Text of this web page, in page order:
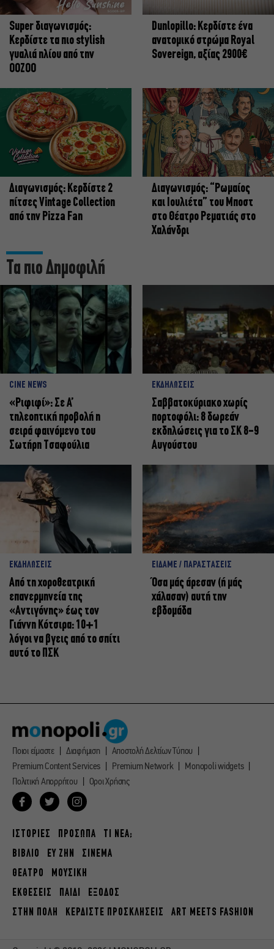
Super διαγωνισμός:
Κερδίστε τα πιο stylish
γυαλιά ηλίου από την
OOZOO
Dunlopillo: Κερδίστε ένα
ανατομικό στρώμα Royal
Sovereign, αξίας 2900€
Διαγωνισμός: Κερδίστε 2
πίτσες Vintage Collection
από την Pizza Fan
Διαγωνισμός: “Ρωμαίος
και Ιουλιέτα” του Μποστ
στο Θέατρο Ρεματιάς στο
Χαλάνδρι
Τα πιο Δημοφιλή
CINE NEWS
«Ριφιφί»: Σε Α’
τηλεοπτική προβολή η
σειρά φαινόμενο του
Σωτήρη Τσαφούλια
ΕΚΔΗΛΩΣΕΙΣ
Σαββατοκύριακο χωρίς
πορτοφόλι: 8 δωρεάν
εκδηλώσεις για το ΣΚ 8-9
Αυγούστου
ΕΚΔΗΛΩΣΕΙΣ
Από τη χοροθεατρική
επανερμηνεία της
«Αντιγόνης» έως τον
Γιάννη Κότσιρα: 10+1
λόγοι να βγεις από το σπίτι
αυτό το ΠΣΚ
ΕΙΔΑΜΕ / ΠΑΡΑΣΤΑΣΕΙΣ
Όσα μάς άρεσαν (ή μάς
χάλασαν) αυτή την
εβδομάδα
Ποιοι είμαστε Διαφήμιση
Αποστολή Δελτίων Τύπου
Premium Content Services
Premium Network
Monopoli widgets
Πολιτική Απορρήτου
Οροι Χρήσης
ΙΣΤΟΡΙΕΣ ΠΡΟΣΩΠΑ
ΤΙ ΝΕΑ;
ΒΙΒΛΙΟ
ΕΥ ΖΗΝ
ΣΙΝΕΜΑ
ΘΕΑΤΡΟ
ΜΟΥΣΙΚΗ
ΕΚΘΕΣΕΙΣ
ΠΑΙΔΙ
ΕΞΟΔΟΣ
ΣΤΗΝ ΠΟΛΗ
ΚΕΡΔΙΣΤΕ ΠΡΟΣΚΛΗΣΕΙΣ ART MEETS FASHION